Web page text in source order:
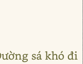
sá khó đi